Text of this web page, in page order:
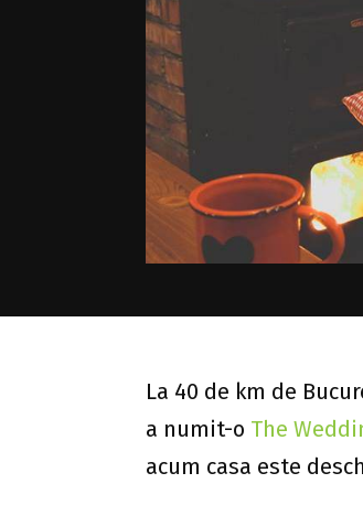
La 40 de km de
a numit-o The
acum casa este